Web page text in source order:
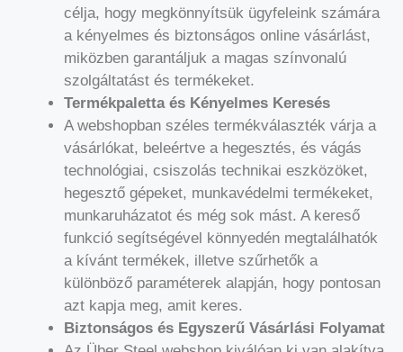
célja, hogy megkönnyítsük ügyfeleink számára
a kényelmes és biztonságos online vásárlást,
miközben garantáljuk a magas színvonalú
szolgáltatást és termékeket.
Termékpaletta és Kényelmes Keresés
A webshopban széles termékválaszték várja a
vásárlókat, beleértve a hegesztés, és vágás
technológiai, csiszolás technikai eszközöket,
hegesztő gépeket, munkavédelmi termékeket,
munkaruházatot és még sok mást. A kereső
funkció segítségével könnyedén megtalálhatók
a kívánt termékek, illetve szűrhetők a
különböző paraméterek alapján, hogy pontosan
azt kapja meg, amit keres.
Biztonságos és Egyszerű Vásárlási Folyamat